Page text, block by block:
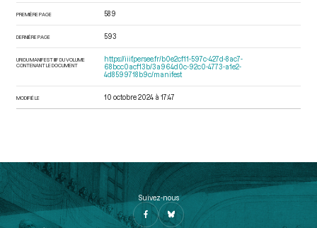
PREMIÈRE PAGE 589
DERNIÈRE PAGE 593
URI DU MANIFEST IIIF DU VOLUME
CONTENANT LE DOCUMENT
https://iiif.persee.fr/b0e2cf11-597c-427d-8ac7-
68bcc0acf13b/3a964d0c-92c0-4773-a1e2-
4d8599718b9c/manifest
MODIFIÉ LE 10 octobre 2024 à 17:47
Suivez-nous